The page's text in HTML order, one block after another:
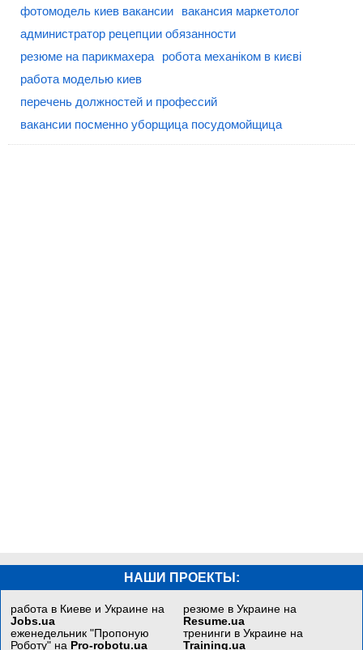
фотомодель киев вакансии
вакансия маркетолог
администратор рецепции обязанности
резюме на парикмахера
робота механіком в києві
работа моделью киев
перечень должностей и профессий
вакансии посменно уборщица посудомойщица
НАШИ ПРОЕКТЫ:
работа в Киеве и Украине на
Jobs.ua
еженедельник "Пропоную
Роботу" на Pro-robotu.ua
резюме в Украине на
Resume.ua
тренинги в Украине на
Training.ua